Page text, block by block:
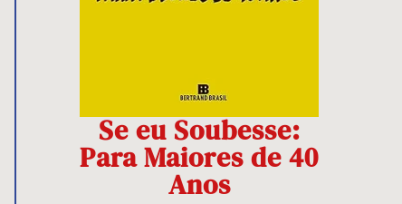
Se eu Soubesse:
Para Maiores de 40
Anos